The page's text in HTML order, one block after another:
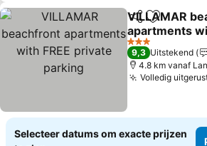
Delen
VILLAMAR
apartments
private
Prijzen
3 Sterren
9,3 Uitstekend
4.8 km vanaf
Volledig
Selecteer datums om exacte prijzen